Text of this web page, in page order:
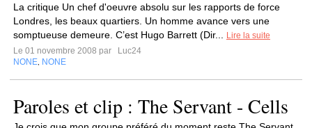
La critique Un chef d'oeuvre absolu sur les rapports de force
Londres, les beaux quartiers. Un homme avance vers une
somptueuse demeure. C’est Hugo Barrett (Dir...
Lire la suite
Le 01 novembre 2008 par
Luc24
NONE NONE
Paroles et clip : The Servant - Cells